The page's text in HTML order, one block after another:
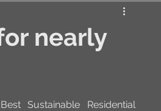
nearly
Sustainable Residential